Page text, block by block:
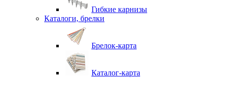
Гибкие карнизы
Каталоги, брелки
Брелок-карта
Каталог-карта